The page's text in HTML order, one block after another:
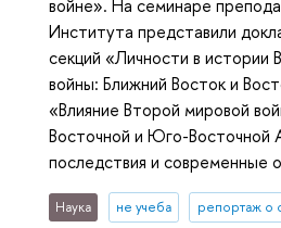
войне». На семинаре
Института представили
секций «Личности в истории
войны: Ближний Восток и
«Влияние Второй мировой
Восточной и Юго-Восточной
последствия и современные
Наука не учеба репортаж о